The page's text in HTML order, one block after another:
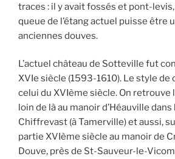
traces : il y avait fossés et pont-
queue de l’étang actuel puisse être
anciennes douves.
L’actuel château de Sotteville fut
XVIe siècle (1593-1610). Le style de
celui du XVIème siècle. On retrouve
loin de là au manoir d’Héauville
Chiffrevast (à Tamerville) et aussi,
partie XVIème siècle au manoir de
Douve, près de St-Sauveur-le-